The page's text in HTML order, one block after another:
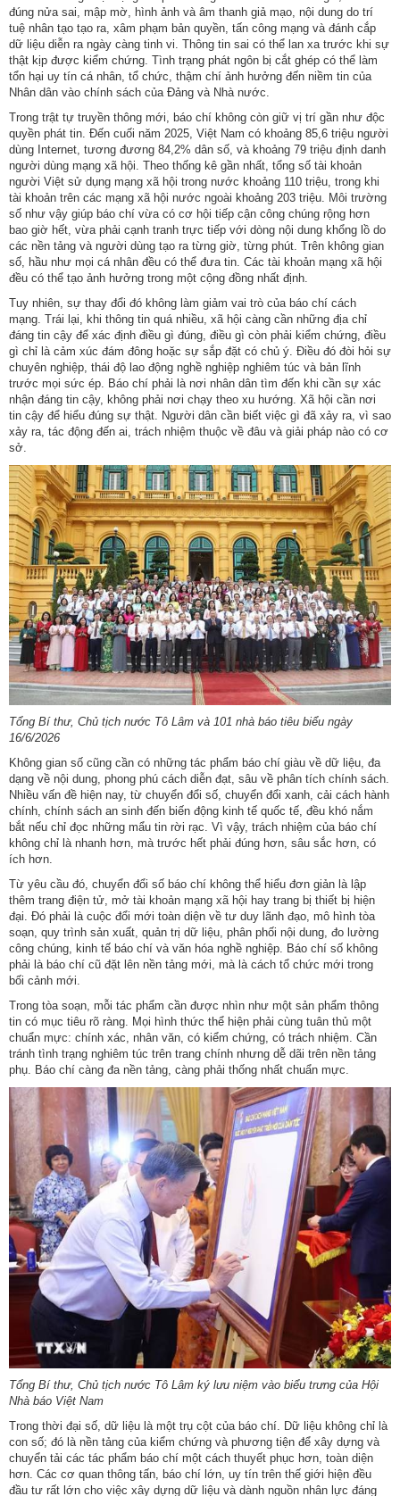
tiến
Phong
trào
thi
đua
Chính
trị
-
Kinh
tế
-
Xã
Hợp
tác
đào
tạo
Các
dự
án,
đề
tài
Tiếp
cận
thông
tin
Tìm
kiếm
Đăng
nhập
đúng nửa sai, mập mờ, hình ảnh và âm thanh giả mạo, nội dung do trí
tuệ nhân tạo tạo ra, xâm phạm bản quyền, tấn công mạng và đánh cắp
dữ liệu diễn ra ngày càng tinh vi. Thông tin sai có thể lan xa trước khi sự
thật kịp được kiểm chứng. Tình trạng phát ngôn bị cắt ghép có thể làm
tổn hại uy tín cá nhân, tổ chức, thậm chí ảnh hưởng đến niềm tin của
Nhân dân vào chính sách của Đảng và Nhà nước.
Trong trật tự truyền thông mới, báo chí không còn giữ vị trí gần như độc
quyền phát tin. Đến cuối năm 2025, Việt Nam có khoảng 85,6 triệu người
dùng Internet, tương đương 84,2% dân số, và khoảng 79 triệu định danh
người dùng mạng xã hội. Theo thống kê gần nhất, tổng số tài khoản
người Việt sử dụng mạng xã hội trong nước khoảng 110 triệu, trong khi
tài khoản trên các mạng xã hội nước ngoài khoảng 203 triệu. Môi trường
số như vậy giúp báo chí vừa có cơ hội tiếp cận công chúng rộng hơn
bao giờ hết, vừa phải cạnh tranh trực tiếp với dòng nội dung khổng lồ do
các nền tảng và người dùng tạo ra từng giờ, từng phút. Trên không gian
số, hầu như mọi cá nhân đều có thể đưa tin. Các tài khoản mạng xã hội
đều có thể tạo ảnh hưởng trong một cộng đồng nhất định.
Tuy nhiên, sự thay đổi đó không làm giảm vai trò của báo chí cách
mạng. Trái lại, khi thông tin quá nhiều, xã hội càng cần những địa chỉ
đáng tin cậy để xác định điều gì đúng, điều gì còn phải kiểm chứng, điều
gì chỉ là cảm xúc đám đông hoặc sự sắp đặt có chủ ý. Điều đó đòi hỏi sự
chuyên nghiệp, thái độ lao động nghề nghiệp nghiêm túc và bản lĩnh
trước mọi sức ép. Báo chí phải là nơi nhân dân tìm đến khi cần sự xác
nhận đáng tin cậy, không phải nơi chạy theo xu hướng. Xã hội cần nơi
tin cậy để hiểu đúng sự thật. Người dân cần biết việc gì đã xảy ra, vì sao
xảy ra, tác động đến ai, trách nhiệm thuộc về đâu và giải pháp nào có cơ
sở.
Tổng Bí thư, Chủ tịch nước Tô Lâm và 101 nhà báo tiêu biểu ngày
16/6/2026
Không gian số cũng cần có những tác phẩm báo chí giàu về dữ liệu, đa
dạng về nội dung, phong phú cách diễn đạt, sâu về phân tích chính sách.
Nhiều vấn đề hiện nay, từ chuyển đổi số, chuyển đổi xanh, cải cách hành
chính, chính sách an sinh đến biến động kinh tế quốc tế, đều khó nắm
bắt nếu chỉ đọc những mẩu tin rời rạc. Vì vậy, trách nhiệm của báo chí
không chỉ là nhanh hơn, mà trước hết phải đúng hơn, sâu sắc hơn, có
ích hơn.
Từ yêu cầu đó, chuyển đổi số báo chí không thể hiểu đơn giản là lập
thêm trang điện tử, mở tài khoản mạng xã hội hay trang bị thiết bị hiện
đại. Đó phải là cuộc đổi mới toàn diện về tư duy lãnh đạo, mô hình tòa
soạn, quy trình sản xuất, quản trị dữ liệu, phân phối nội dung, đo lường
công chúng, kinh tế báo chí và văn hóa nghề nghiệp. Báo chí số không
phải là báo chí cũ đặt lên nền tảng mới, mà là cách tổ chức mới trong
bối cảnh mới.
Trong tòa soạn, mỗi tác phẩm cần được nhìn như một sản phẩm thông
tin có mục tiêu rõ ràng. Mọi hình thức thể hiện phải cùng tuân thủ một
chuẩn mực: chính xác, nhân văn, có kiểm chứng, có trách nhiệm. Cần
tránh tình trạng nghiêm túc trên trang chính nhưng dễ dãi trên nền tảng
phụ. Báo chí càng đa nền tảng, càng phải thống nhất chuẩn mực.
Tổng Bí thư, Chủ tịch nước Tô Lâm ký lưu niệm vào biểu trưng của Hội
Nhà báo Việt Nam
Trong thời đại số, dữ liệu là một trụ cột của báo chí. Dữ liệu không chỉ là
con số; đó là nền tảng của kiểm chứng và phương tiện để xây dựng và
chuyển tải các tác phẩm báo chí một cách thuyết phục hơn, toàn diện
hơn. Các cơ quan thông tấn, báo chí lớn, uy tín trên thế giới hiện đều
đầu tư rất lớn cho việc xây dựng dữ liệu và dành nguồn nhân lực đáng